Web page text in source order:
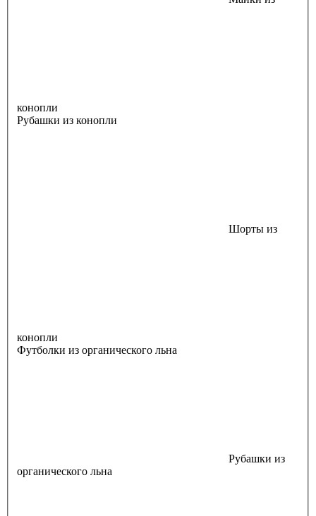
конопли
Рубашки из конопли
Шорты из
конопли
Футболки из органического льна
Рубашки из
органического льна